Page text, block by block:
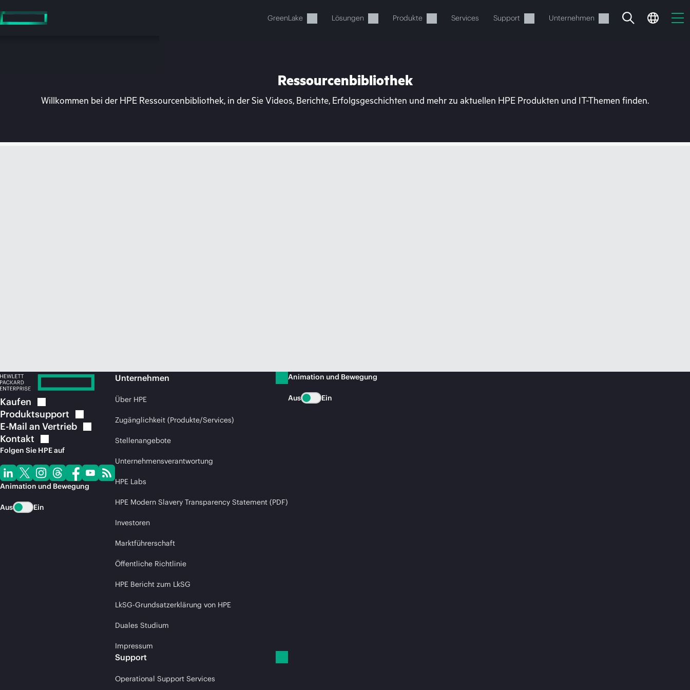
Hauptinhalt
wechseln
GreenLake Lösungen Produkte Services Support Unternehmen
Ihr Warenkorb ist aktuell leer
Ressourcenbibliothek
Willkommen bei der HPE Ressourcenbibliothek, in der Sie Videos, Berichte, Erfolgsgeschichten und mehr zu aktuellen HPE Produkten und IT-Themen finden.
Kaufen
Produktsupport
E-Mail an Vertrieb
Kontakt
Folgen Sie HPE auf
Animation und Bewegung
Aus Ein
Unternehmen
Über HPE
Zugänglichkeit (Produkte/Services)
Stellenangebote
Unternehmensverantwortung
HPE Labs
HPE Modern Slavery Transparency Statement (PDF)
Investoren
Marktführerschaft
Öffentliche Richtlinie
HPE Bericht zum LkSG
LkSG-Grundsatzerklärung von HPE
Duales Studium
Impressum
Support
Operational Support Services
Animation und Bewegung
Aus Ein